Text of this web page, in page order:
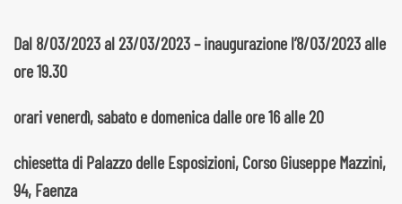
Dal 8/03/2023 al 23/03/2023 – inaugurazione l’8/03/2023 alle
ore 19.30
orari venerdì, sabato e domenica dalle ore 16 alle 20
chiesetta di Palazzo delle Esposizioni, Corso Giuseppe Mazzini,
94, Faenza